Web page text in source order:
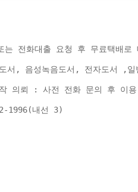
전화대출 요청 후 무료택배
서, 음성녹음도서, 전자도서 ,
작 의뢰 : 사전 전화 문의 후 이
1996(내선 3)